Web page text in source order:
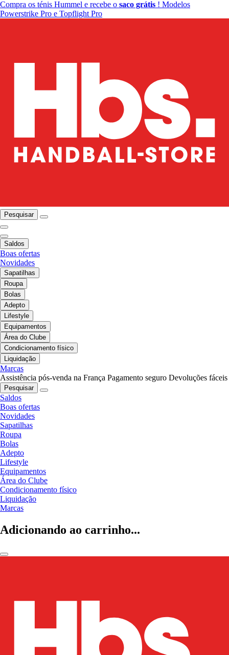
Compra os ténis Hummel e recebe o saco grátis ! Modelos
Powerstrike Pro e Topflight Pro
Pesquisar
Saldos
Boas ofertas
Novidades
Sapatilhas
Roupa
Bolas
Adepto
Lifestyle
Equipamentos
Área do Clube
Condicionamento físico
Liquidação
Marcas
Assistência pós-venda na França Pagamento seguro Devoluções fáceis
Pesquisar
Saldos
Boas ofertas
Novidades
Sapatilhas
Roupa
Bolas
Adepto
Lifestyle
Equipamentos
Área do Clube
Condicionamento físico
Liquidação
Marcas
Adicionando ao carrinho...